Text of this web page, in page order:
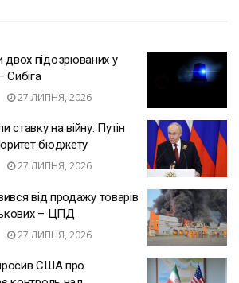
підозрюваних у
Сибіга
27 ЛИПНЯ, 2026
ставку на війну: Путін
бюджету
27 ЛИПНЯ, 2026
від продажу товарів
– ЦПД
27 ЛИПНЯ, 2026
США про